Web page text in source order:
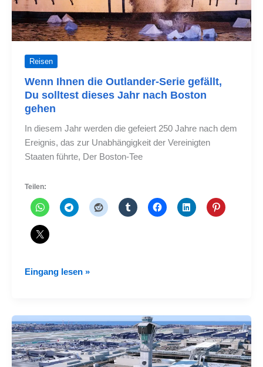
Reisen
Wenn Ihnen die Outlander-Serie gefällt,
Du solltest dieses Jahr nach Boston
gehen
In diesem Jahr werden die gefeiert 250 Jahre nach dem
Ereignis, das zur Unabhängigkeit der Vereinigten
Staaten führte, Der Boston-Tee
Teilen:
Wenn
Outlander-
Serie
gefällt,
Du
Eingang lesen »